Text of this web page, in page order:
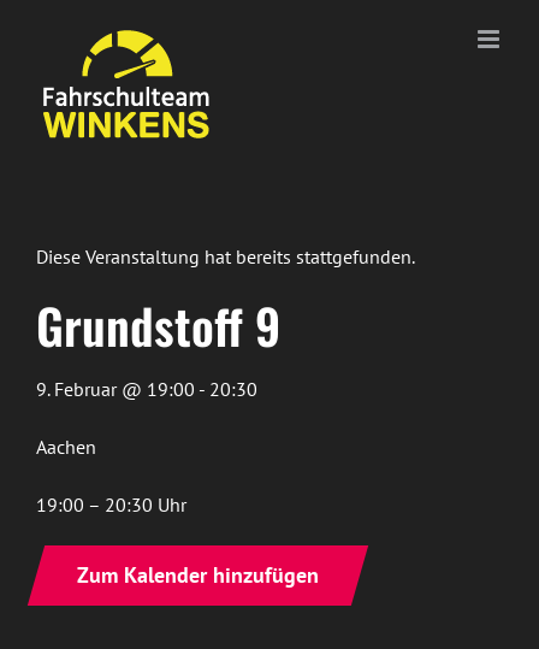
springen
Diese Veranstaltung hat bereits stattgefunden.
Grundstoff 9
9. Februar @ 19:00 - 20:30
Aachen
19:00 – 20:30 Uhr
Zum Kalender hinzufügen